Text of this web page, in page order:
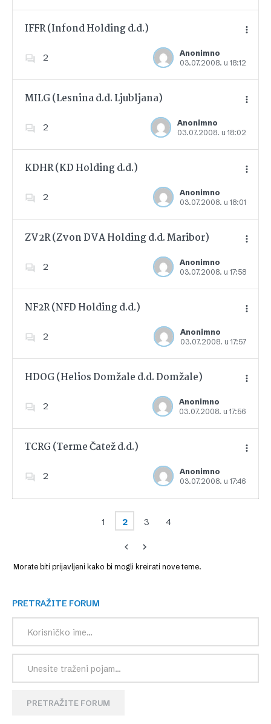
IFFR (Infond Holding d.d.)
2
Anonimno
03.07.2008. u 18:12
Dodajte u favorite
MILG (Lesnina d.d. Ljubljana)
2
Anonimno
03.07.2008. u 18:02
Dodajte u favorite
KDHR (KD Holding d.d.)
2
Anonimno
03.07.2008. u 18:01
Dodajte u favorite
ZV2R (Zvon DVA Holding d.d. Maribor)
2
Anonimno
03.07.2008. u 17:58
Dodajte u favorite
NF2R (NFD Holding d.d.)
2
Anonimno
03.07.2008. u 17:57
Dodajte u favorite
HDOG (Helios Domžale d.d. Domžale)
2
Anonimno
03.07.2008. u 17:56
Dodajte u favorite
TCRG (Terme Čatež d.d.)
2
Anonimno
03.07.2008. u 17:46
Dodajte u favorite
1 2 3 4
Morate biti prijavljeni kako bi mogli kreirati nove teme.
PRETRAŽITE FORUM
PRETRAŽITE FORUM